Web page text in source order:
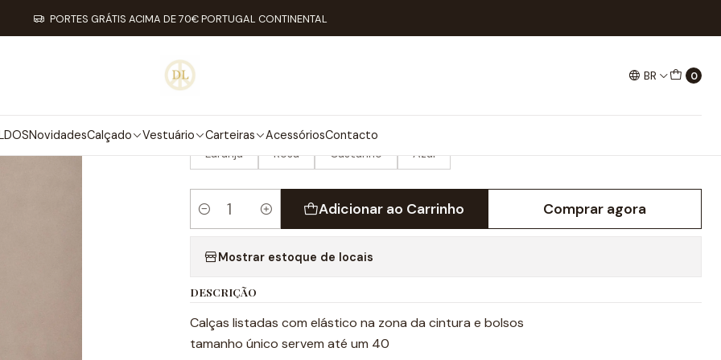
BR 0
NovidadesCalçado Vestuário Carteiras AcessóriosContacto
PORTES GRÁTIS ACIMA DE 70€ PORTUGAL CONTINENTAL
Início Vestuário Calças Calças Lara (4x cores)
|
CALÇAS LARA (4X CORES)
COR
Laranja Rosa Castanho Azul
Quantidade
Adicionar ao Carrinho Comprar agora
Mostrar estoque de locais
DESCRIÇÃO
Calças listadas com elástico na zona da cintura e bolsos
tamanho único servem até um 40